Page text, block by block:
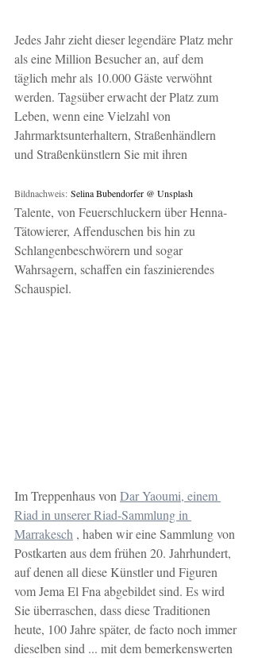
Jedes Jahr zieht dieser legendäre Platz mehr
als eine Million Besucher an, auf dem
täglich mehr als 10.000 Gäste verwöhnt
werden. Tagsüber erwacht der Platz zum
Leben, wenn eine Vielzahl von
Jahrmarktsunterhaltern, Straßenhändlern
und Straßenkünstlern Sie mit ihren
Bildnachweis: Selina Bubendorfer @ Unsplash
Talente, von Feuerschluckern über Henna-
Tätowierer, Affenduschen bis hin zu
Schlangenbeschwörern und sogar
Wahrsagern, schaffen ein faszinierendes
Schauspiel.
Im Treppenhaus von Dar Yaoumi, einem
Riad in unserer Riad-Sammlung in
Marrakesch , haben wir eine Sammlung von
Postkarten aus dem frühen 20. Jahrhundert,
auf denen all diese Künstler und Figuren
vom Jema El Fna abgebildet sind. Es wird
Sie überraschen, dass diese Traditionen
heute, 100 Jahre später, de facto noch immer
dieselben sind ... mit dem bemerkenswerten